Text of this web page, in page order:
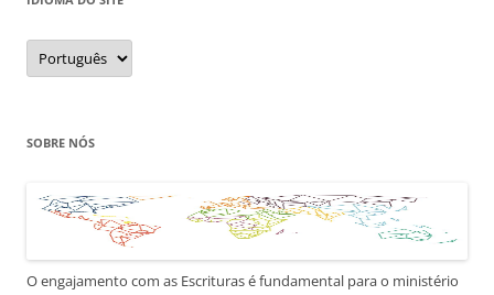
Idioma
do
site
SOBRE NÓS
O engajamento com as Escrituras é fundamental para o ministério